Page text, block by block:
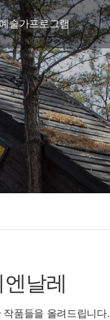
술가프로그램
야투자연미술의 집
투자연미술레지던스
국제협력프로젝트
날레
품들을 올려드립니다.